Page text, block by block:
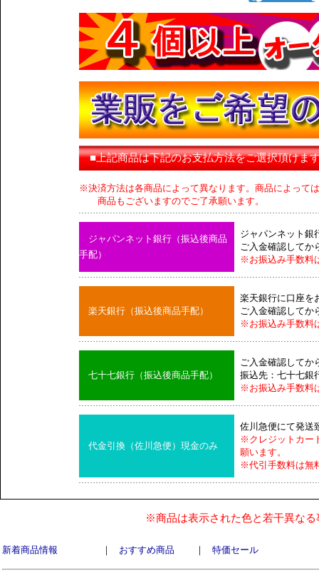
■上記商品は下記のお支払方法をご選択頂けま
※決済方法は各商品によって異なります。商品によって
商品もございますのでご了承願います。
ジャパンネット銀行（振込後商品
手配）
ジャパンネット銀
ご入金確認してか
※お振込み手数料
楽天銀行（振込後商品手配）
楽天銀行に口座を
ご入金確認してか
※お振込み手数料
七十七銀行（振込後商品手配）
ご入金確認してか
振込先：七十七銀
※お振込み手数料
代金引換（佐川急便）現金のみ
佐川急便にて発送
※クレジットカー
願います。
※代引手数料は無
※商品は表示された色と若干異な
新着商品情報 ｜ おすすめ商品 ｜ 特価セール